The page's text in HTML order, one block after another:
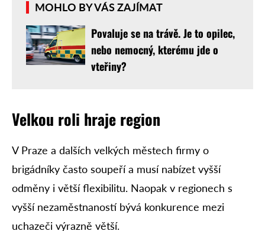
MOHLO BY VÁS ZAJÍMAT
Povaluje se na trávě. Je to opilec,
nebo nemocný, kterému jde o
vteřiny?
Velkou roli hraje region
V Praze a dalších velkých městech firmy o
brigádníky často soupeří a musí nabízet vyšší
odměny i větší flexibilitu. Naopak v regionech s
vyšší nezaměstnaností bývá konkurence mezi
uchazeči výrazně větší.